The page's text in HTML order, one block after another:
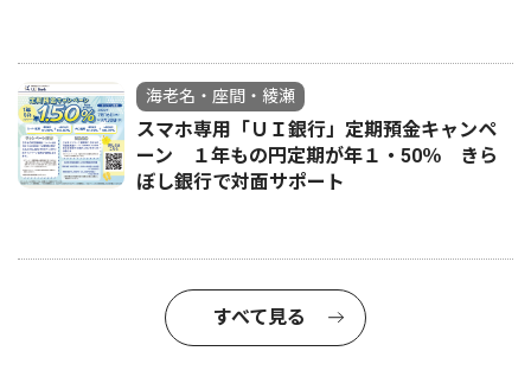
海老名・座間・綾瀬
スマホ専用「ＵＩ銀行」定期預金キャンペ
ーン １年もの円定期が年１・50％ きら
ぼし銀行で対面サポート
すべて見る